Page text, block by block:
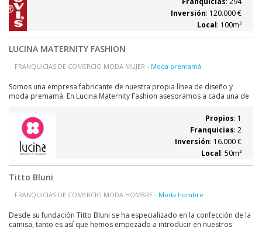
Inversión: 120.000 €
Local: 100m²
LUCINA MATERNITY FASHION
FRANQUICIAS DE COMERCIO MODA MUJER - Moda premamá
Somos una empresa fabricante de nuestra propia línea de diseño y
moda premamá. En Lucina Maternity Fashion asesoramos a cada una de
embarazo. Para el día a día, para una ocasión especial, para estar super
cómoda en el...
Propios: 1
Franquicias: 2
Inversión: 16.000 €
Local: 50m²
Titto Bluni
FRANQUICIAS DE COMERCIO MODA HOMBRE - Moda hombre
Desde su fundación Titto Bluni se ha especializado en la confección de la
camisa, tanto es así que hemos empezado a introducir en nuestros